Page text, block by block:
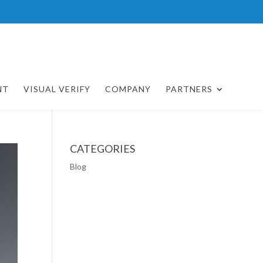
VISUAL VERIFY COMPANY PARTNERS
CATEGORIES
Blog